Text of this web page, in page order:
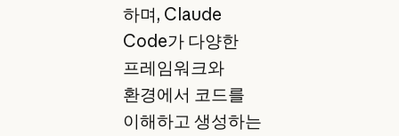
하며, Claude
Code가 다양한
프레임워크와
환경에서 코드를
이해하고 생성하는